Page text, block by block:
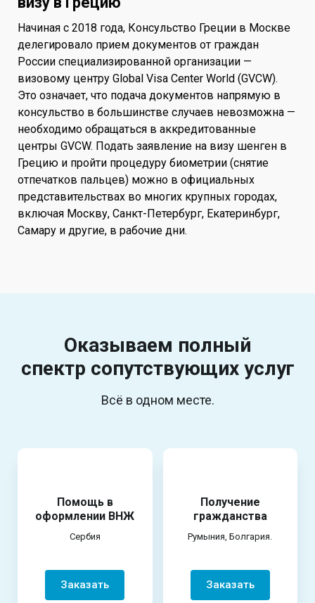
Начиная с 2018 года, Консульство Греции в Москве
делегировало прием документов от граждан
России специализированной организации —
визовому центру Global Visa Center World (GVCW).
Это означает, что подача документов напрямую в
консульство в большинстве случаев невозможна —
необходимо обращаться в аккредитованные
центры GVCW. Подать заявление на визу шенген в
Грецию и пройти процедуру биометрии (снятие
отпечатков пальцев) можно в официальных
представительствах во многих крупных городах,
включая Москву, Санкт-Петербург, Екатеринбург,
Самару и другие, в рабочие дни.
Оказываем полный
спектр сопутствующих услуг
Всё в одном месте.
Помощь в
оформлении ВНЖ
Сербия
Заказать
Получение
гражданства
Румыния, Болгария.
Заказать